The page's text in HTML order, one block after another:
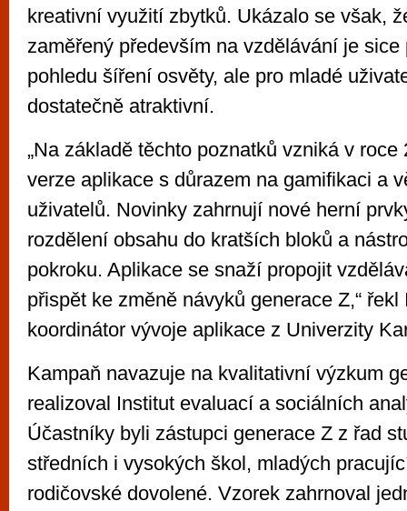
kreativní využití zbytků. Ukázalo se však,
zaměřený především na vzdělávání je sice
pohledu šíření osvěty, ale pro mladé
dostatečně atraktivní.
„Na základě těchto poznatků vzniká v roce
verze aplikace s důrazem na gamifikaci a
uživatelů. Novinky zahrnují nové herní
rozdělení obsahu do kratších bloků a
pokroku. Aplikace se snaží propojit
přispět ke změně návyků generace Z,“ řekl
koordinátor vývoje aplikace z Univerzity
Kampaň navazuje na kvalitativní výzkum
realizoval Institut evaluací a sociálních
Účastníky byli zástupci generace Z z řad
středních i vysokých škol, mladých
rodičovské dovolené. Vzorek zahrnoval